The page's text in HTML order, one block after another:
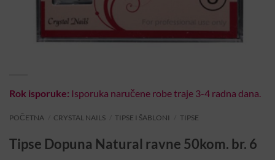
Rok isporuke: Isporuka naručene robe traje 3-4 radna dana.
POČETNA CRYSTAL NAILS TIPSE I ŠABLONI TIPSE
Tipse Dopuna Natural ravne 50kom. br. 6